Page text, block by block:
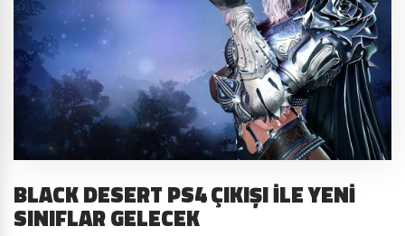
BLACK DESERT PS4 ÇIKIŞI İLE YENI
SINIFLAR GELECEK